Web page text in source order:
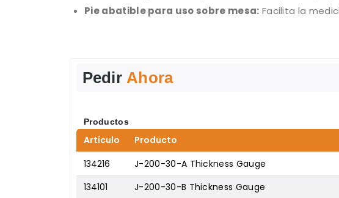
Pie abatible para uso sobre mesa: Facilita la
Pedir Ahora
Productos
Artículo Producto
134216
J-200-30-A Thickness Gauge
134101 J-200-30-B Thickness Gauge